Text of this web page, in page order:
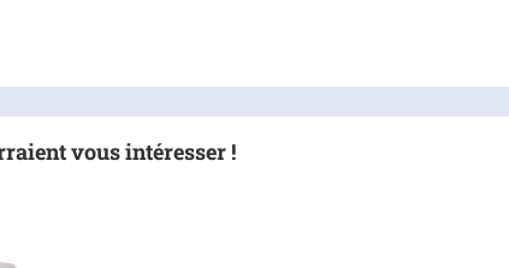
vous intéresser !